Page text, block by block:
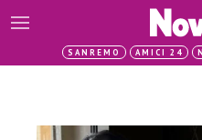
SANREMO AMICI 24